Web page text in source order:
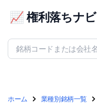
📈 権利落ちナビ
ホーム 業種別銘柄一覧